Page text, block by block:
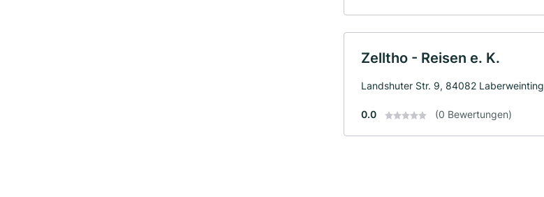
Zelltho - Reisen e. K.
Landshuter Str. 9, 84082 Laberweinting
0.0 (0 Bewertungen)